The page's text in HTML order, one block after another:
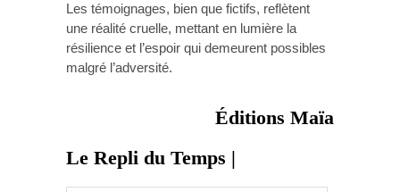
Les témoignages, bien que fictifs, reflètent
une réalité cruelle, mettant en lumière la
résilience et l’espoir qui demeurent possibles
malgré l’adversité.
Éditions Maïa
Le Repli du Temps |